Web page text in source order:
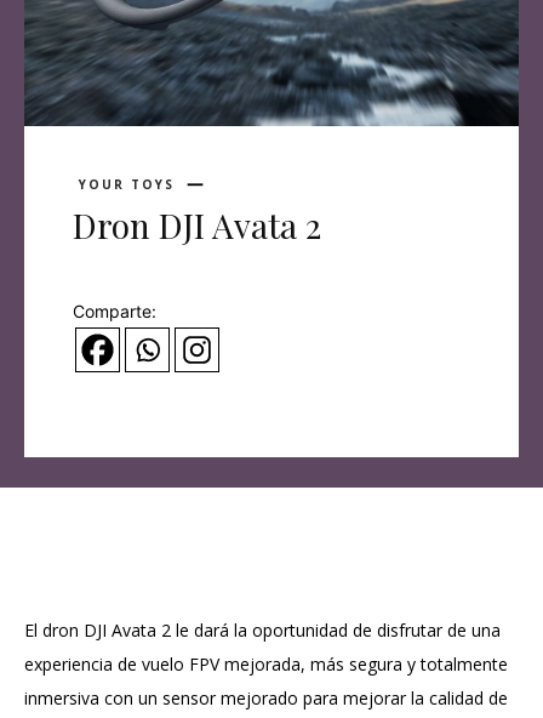
YOUR TOYS
Dron DJI Avata 2
Comparte:
El dron DJI Avata 2 le dará la oportunidad de disfrutar de una
experiencia de vuelo FPV mejorada, más segura y totalmente
inmersiva con un sensor mejorado para mejorar la calidad de